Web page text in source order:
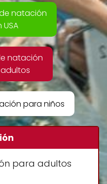
natación
USA
natación
para niños
para adultos